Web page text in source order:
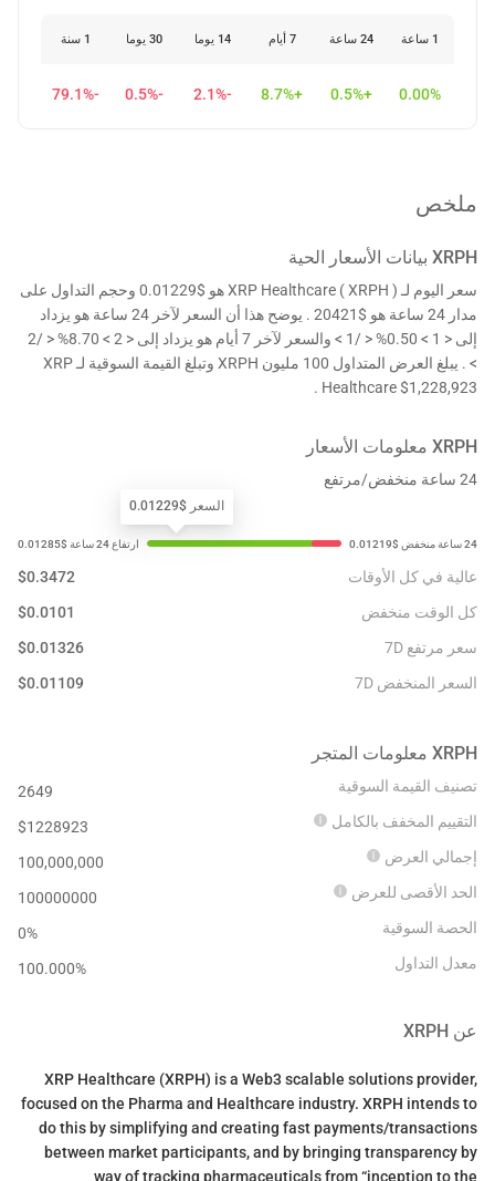
1 ساعة 24 ساعة 7 أيام 14 يوما 30 يوما 1 سنة
0.00%
+0.5%
+8.7%
-2.1%
-0.5%
-79.1%
ملخص
XRPH بيانات الأسعار الحية
سعر اليوم لـ XRP Healthcare ( XRPH ) هو $0.01229 وحجم التداول على
مدار 24 ساعة هو $20421 . يوضح هذا أن السعر لآخر 24 ساعة هو يزداد
إلى < 1 > 0.50% < /1 > والسعر لآخر 7 أيام هو يزداد إلى < 2 > 8.70% < /2
> . يبلغ العرض المتداول 100 مليون XRPH وتبلغ القيمة السوقية لـ XRP
Healthcare $1,228,923 .
XRPH معلومات الأسعار
24 ساعة منخفض/مرتفع
السعر $0.01229
عالية في كل الأوقات $0.3472
كل الوقت منخفض
$0.0101
سعر مرتفع 7D
$0.01326
السعر المنخفض 7D
$0.01109
XRPH معلومات المتجر
تصنيف القيمة السوقية
2649
التقييم المخفف بالكامل
$1228923
إجمالي العرض
100,000,000
الحد الأقصى للعرض
100000000
الحصة السوقية
0%
معدل التداول
100.000%
عن XRPH
XRP Healthcare (XRPH) is a Web3 scalable solutions provider,
focused on the Pharma and Healthcare industry. XRPH intends to
do this by simplifying and creating fast payments/transactions
between market participants, and by bringing transparency by
way of tracking pharmaceuticals from “inception to the